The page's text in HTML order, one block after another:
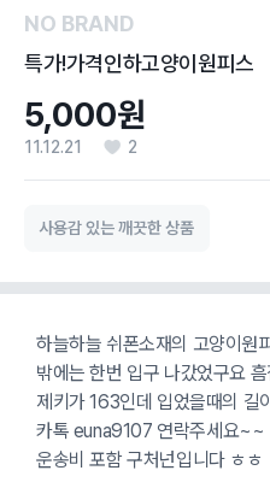
NO BRAND
특가!가격인하고양이원피스
5,000원
11.12.21 2
사용감 있는 깨끗한 상품
하늘하늘 쉬폰소재의 고양이원
밖에는 한번 입구 나갔었구요
제키가 163인데 입었을때의 길
카톡 euna9107 연락주세요~~
운송비 포함 구처넌입니다 ㅎㅎ